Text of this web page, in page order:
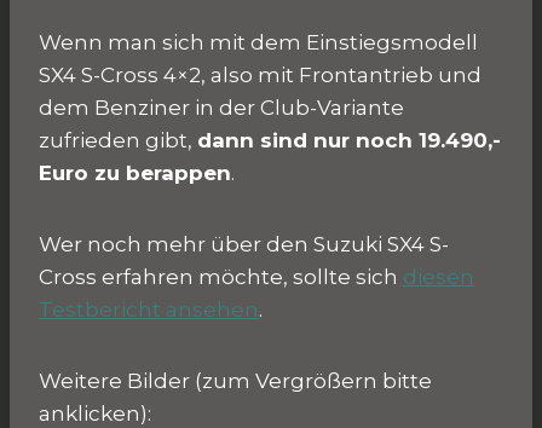
Wenn man sich mit dem Einstiegsmodell
SX4 S-Cross 4×2, also mit Frontantrieb und
dem Benziner in der Club-Variante
zufrieden gibt, dann sind nur noch 19.490,-
Euro zu berappen.
Wer noch mehr über den Suzuki SX4 S-
Cross erfahren möchte, sollte sich diesen
Testbericht ansehen.
Weitere Bilder (zum Vergrößern bitte
anklicken):